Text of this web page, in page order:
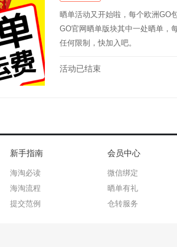
晒单活动又开始啦，每个欧洲GO
GO官网晒单版块其中一处晒单，
任何限制，快加入吧。
活动已结束
新手指南
海淘必读
海淘流程
提交范例
会员中心
微信绑定
晒单有礼
仓转服务